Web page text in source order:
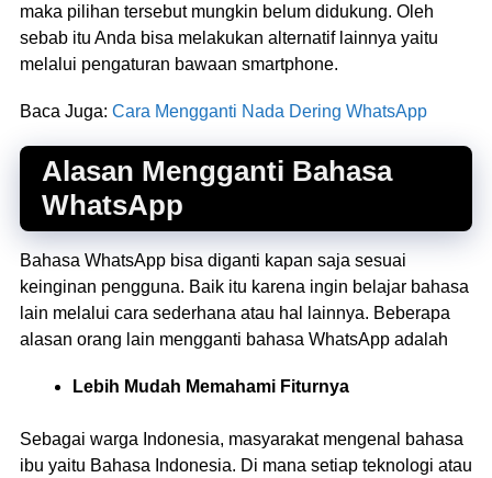
maka pilihan tersebut mungkin belum didukung. Oleh
sebab itu Anda bisa melakukan alternatif lainnya yaitu
melalui pengaturan bawaan smartphone.
Baca Juga: Cara Mengganti Nada Dering WhatsApp
Alasan Mengganti Bahasa
WhatsApp
Bahasa WhatsApp bisa diganti kapan saja sesuai
keinginan pengguna. Baik itu karena ingin belajar bahasa
lain melalui cara sederhana atau hal lainnya. Beberapa
alasan orang lain mengganti bahasa WhatsApp adalah
Lebih Mudah Memahami Fiturnya
Sebagai warga Indonesia, masyarakat mengenal bahasa
ibu yaitu Bahasa Indonesia. Di mana setiap teknologi atau